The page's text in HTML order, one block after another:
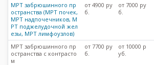
МРТ забрюшинного пр
остранства (МРТ почек,
МРТ надпочечников, М
РТ поджелудочной жел
езы, МРТ лимфоузлов)
от 4900 ру
б.
от 7000 ру
б.
МРТ забрюшинного пр
остранства с контрасто
м
от 7700 ру
б.
от 10000 р
уб.